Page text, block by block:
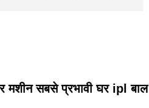
मशीन सबसे प्रभावी घर ipl बाल